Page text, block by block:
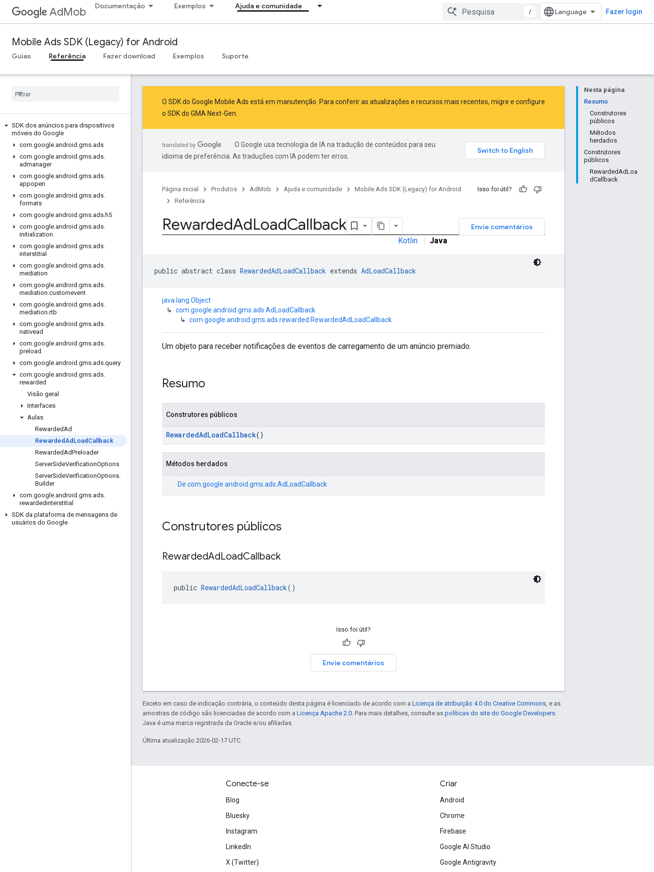
AdMob Documentação Exemplos Ajuda e comunidade
/ Fazer login
Mobile Ads SDK (Legacy) for Android
Guias Referência Fazer download Exemplos Suporte
SDK dos anúncios para dispositivos
móveis do Google
com.google.android .gms.ads
com.google.android .gms.ads.
admanager
com.google.android .gms.ads.
appopen
com.google.android .gms.ads.
formats
com.google.android .gms.ads.h5
com.google.android .gms.ads.
initialization
com.google.android .gms.ads.
interstitial
com.google.android .gms.ads.
mediation
com.google.android .gms.ads.
mediation.customevent
com.google.android .gms.ads.
mediation.rtb
com.google.android .gms.ads.
nativead
com.google.android .gms.ads.
preload
com.google.android .gms.ads.query
com.google.android .gms.ads.
rewarded
Visão geral
Interfaces
Aulas
RewardedAd
RewardedAd Load Callback
RewardedAdPreloader
ServerSideVerificationOptions
ServerSideVerificationOptions.
Builder
com.google.android .gms.ads.
rewardedinterstitial
SDK da plataforma de mensagens de
usuários do Google
Nesta página
Resumo
Construtores
públicos
Métodos
herdados
Construtores
públicos
RewardedAdLoa
dCallback
O SDK do Google Mobile Ads está em manutenção. Para conferir as atualizações e recursos mais recentes, migre e configure
o SDK do GMA Next-Gen
O Google usa tecnologia de IA na tradução de conteúdos para seu
idioma de preferência. As traduções com IA podem ter erros.
Página inicial Produtos AdMob Ajuda e comunidade
Mobile Ads SDK (Legacy) for Android
Referência
Isso foi útil?
Envie comentários
RewardedAdLoadCallback
Kotlin | Java
public abstract class RewardedAdLoadCallback extends AdLoadCallback
java.lang.Object
↳ com.google.android.gms.ads.AdLoadCallback
↳ com.google.android.gms.ads.rewarded.RewardedAdLoadCallback
Um objeto para receber notificações de eventos de carregamento de um anúncio premiado.
Resumo
Construtores públicos
RewardedAdLoadCallback()
Métodos herdados
De com.google.android.gms.ads.AdLoadCallback
Construtores públicos
RewardedAdLoadCallback
public RewardedAdLoadCallback()
Isso foi útil?
Envie comentários
Exceto em caso de indicação contrária, o conteúdo desta página é licenciado de acordo com a Licença de atribuição 4.0 do Creative Commons , e as
amostras de código são licenciadas de acordo com a Licença Apache 2.0 . Para mais detalhes, consulte as políticas do site do Google Developers
Java é uma marca registrada da Oracle e/ou afiliadas.
Última atualização 2026-02-17 UTC.
Conecte-se
Blog
Bluesky
Instagram
LinkedIn
X (Twitter)
Criar
Android
Chrome
Firebase
Google AI Studio
Google Antigravity